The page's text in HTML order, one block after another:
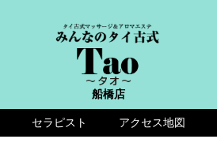
船橋店
セラピスト アクセス地図